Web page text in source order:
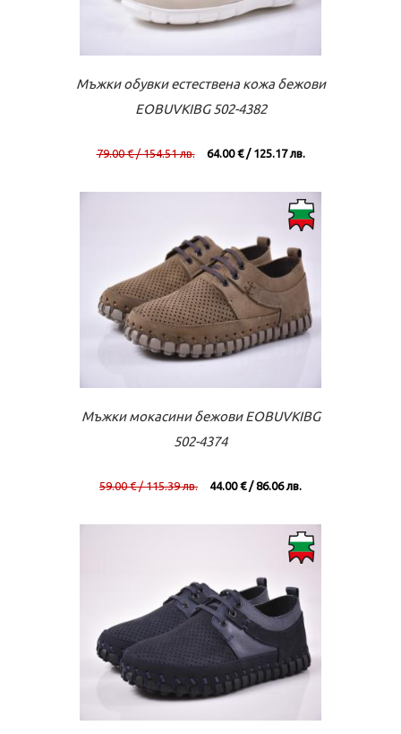
Към касата Виж повече
Мъжки обувки естествена кожа бежови
EOBUVKIBG 502-4382
79.00 € / 154.51 лв. 64.00 € / 125.17 лв.
Виж повече
Мъжки мокасини бежови EOBUVKIBG
502-4374
59.00 € / 115.39 лв. 44.00 € / 86.06 лв.